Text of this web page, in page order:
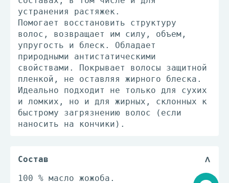
устранения растяжек.
Помогает восстановить структуру
волос, возвращает им силу, объем,
упругость и блеск. Обладает
природными антистатическими
свойствами. Покрывает волосы защитной
пленкой, не оставляя жирного блеска.
Идеально подходит не только для сухих
и ломких, но и для жирных, склонных к
быстрому загрязнению волос (если
наносить на кончики).
Состав
100 % масло жожоба.